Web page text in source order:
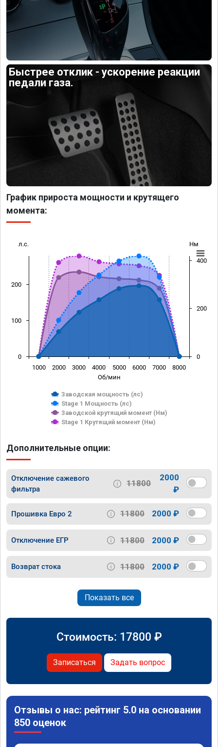
Быстрее отклик - ускорение реакции
педали газа.
График прироста мощности и крутящего
момента:
Об/мин
л.с. Нм
Заводская мощность (лс)
Stage 1 Мощность (лс)
Заводской крутящий момент (Нм)
Stage 1 Крутящий момент (Нм)
1000 2000 3000 4000 5000 6000 7000 8000
0
100
200
0
200
400
Дополнительные опции:
Отключение сажевого
фильтра
11800
2000
₽
Прошивка Евро 2 11800 2000 ₽
Отключение ЕГР 11800 2000 ₽
Возврат стока 11800 2000 ₽
Показать все
Стоимость: 17800 ₽
Записаться Задать вопрос
Отзывы о нас: рейтинг 5.0 на основании
850 оценок